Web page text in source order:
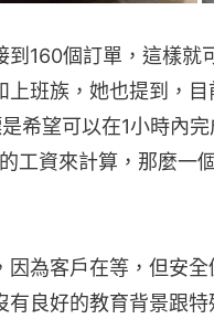
160個訂單，這樣就
班族，她也提到，
希望可以在1小時內
工資來計算，那麼一
為客戶在等，但安
良好的教育背景跟